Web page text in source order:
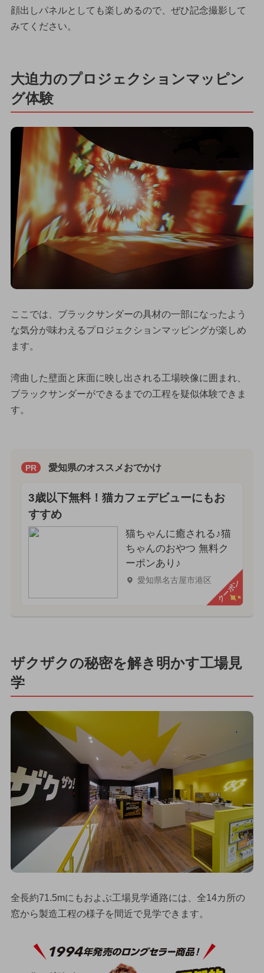
顔出しパネルとしても楽しめるので、ぜひ記念撮影して
みてください。
大迫力のプロジェクションマッピン
グ体験
ここでは、ブラックサンダーの具材の一部になったよう
な気分が味わえるプロジェクションマッピングが楽しめ
ます。
湾曲した壁面と床面に映し出される工場映像に囲まれ、
ブラックサンダーができるまでの工程を疑似体験できま
す。
PR 愛知県のオススメおでかけ
3歳以下無料！猫カフェデビューにもお
すすめ
猫ちゃんに癒される♪猫
ちゃんのおやつ 無料ク
ーポンあり♪
愛知県名古屋市港区 クーポン
ザクザクの秘密を解き明かす工場見
学
全長約71.5mにもおよぶ工場見学通路には、全14カ所の
窓から製造工程の様子を間近で見学できます。